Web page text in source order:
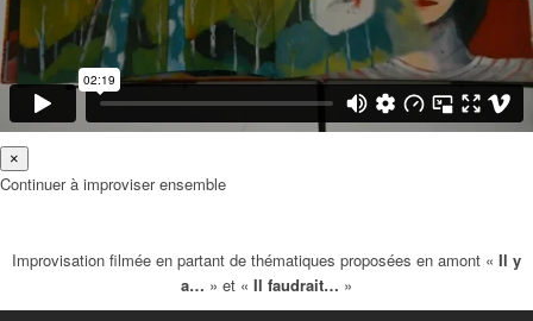
×
Continuer à improviser ensemble
Improvisation filmée en partant de thématiques proposées en amont « Il y
a… » et « Il faudrait… »